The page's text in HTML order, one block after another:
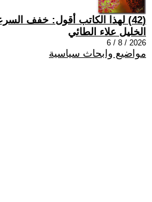
(42) لهذا الكاتب أقول: خفف السرعة أمامك مُنعطف
الخليل علاء الطائي
2026 / 8 / 6
مواضيع وابحاث سياسية